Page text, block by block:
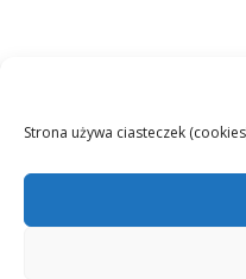
Strona używa ciasteczek